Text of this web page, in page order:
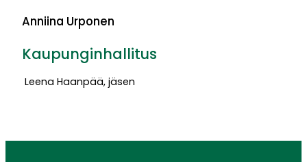
Anniina Urponen
Kaupunginhallitus
Leena Haanpää, jäsen